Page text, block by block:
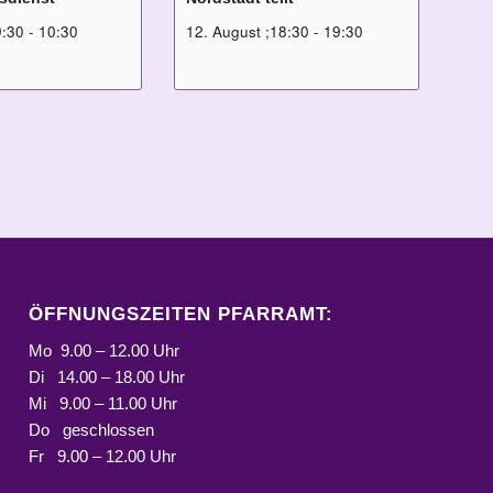
- 10:30 12. August ;18:30 - 19:30
ÖFFNUNGSZEITEN PFARRAMT:
Mo 9.00 – 12.00 Uhr
Di 14.00 – 18.00 Uhr
Mi 9.00 – 11.00 Uhr
Do geschlossen
Fr 9.00 – 12.00 Uhr